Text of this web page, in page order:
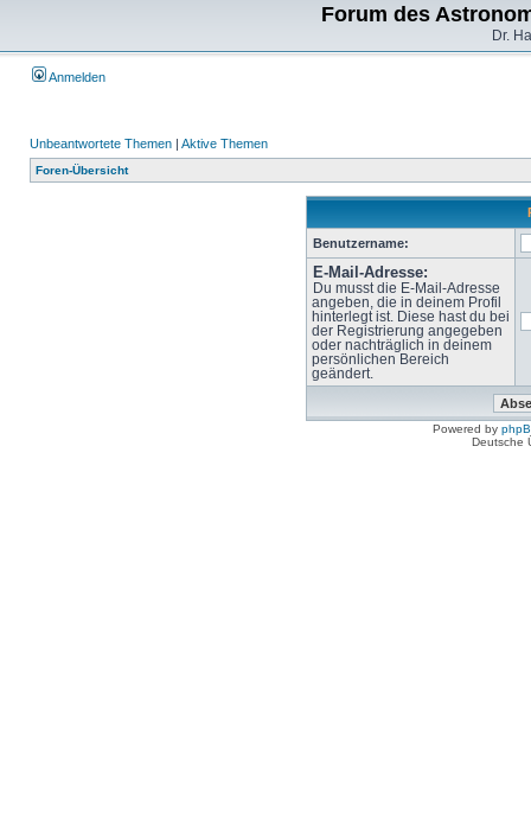
Forum des
Dr.
Anmelden
Unbeantwortete Themen | Aktive Themen
Foren-Übersicht
Benutzername:
E-Mail-Adresse:
Du musst die E-Mail-Adresse
angeben, die in deinem Profil
hinterlegt ist. Diese hast du bei
der Registrierung angegeben
oder nachträglich in deinem
persönlichen Bereich
geändert.
Powered by
Deutsche